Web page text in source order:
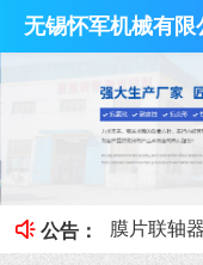
无锡怀军机械有限
公告：
梅花联轴
膜片联轴